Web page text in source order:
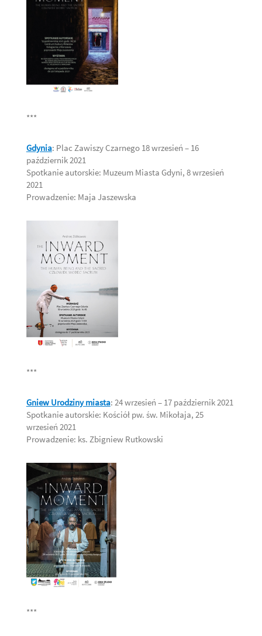
***
Gdynia: Plac Zawiszy Czarnego 18 wrzesień – 16
październik 2021
Spotkanie autorskie: Muzeum Miasta Gdyni, 8 wrzesień
2021
Prowadzenie: Maja Jaszewska
***
Gniew Urodziny miasta: 24 wrzesień – 17 październik 2021
Spotkanie autorskie: Kościół pw. św. Mikołaja, 25
wrzesień 2021
Prowadzenie: ks. Zbigniew Rutkowski
***